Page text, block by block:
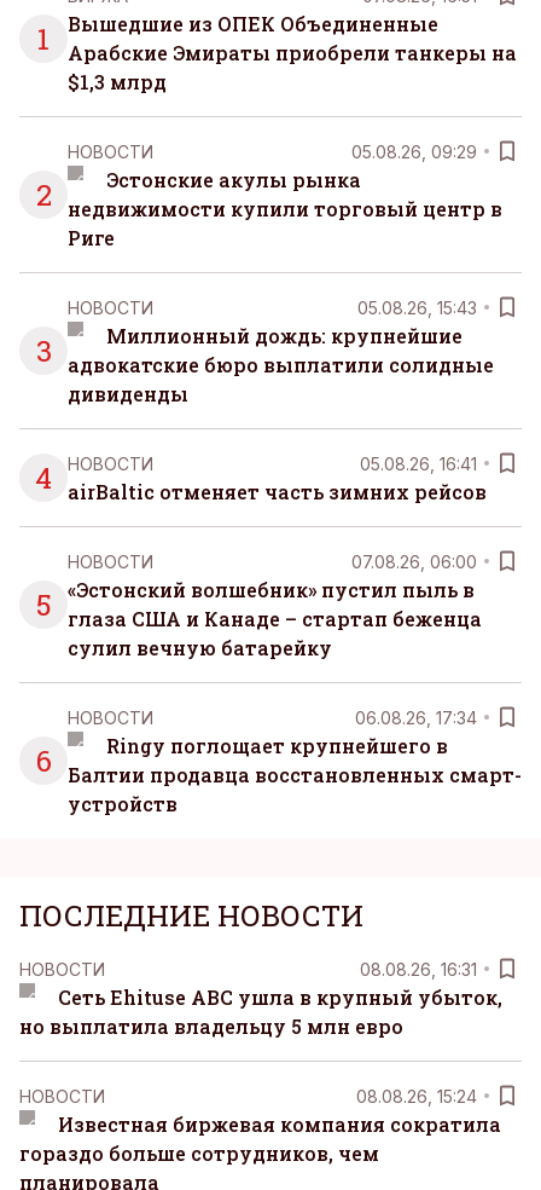
самостоятельно.
1
Вышедшие из ОПЕК Объединенные
Арабские Эмираты приобрели танкеры на
$1,3 млрд
2
НОВОСТИ 05.08.26, 09:29
Эстонские акулы рынка
недвижимости купили торговый центр в
Риге
3
НОВОСТИ 05.08.26, 15:43
Миллионный дождь: крупнейшие
адвокатские бюро выплатили солидные
дивиденды
4 НОВОСТИ 05.08.26, 16:41
airBaltic отменяет часть зимних рейсов
5
НОВОСТИ 07.08.26, 06:00
«Эстонский волшебник» пустил пыль в
глаза США и Канаде – стартап беженца
сулил вечную батарейку
6
НОВОСТИ 06.08.26, 17:34
Ringy поглощает крупнейшего в
Балтии продавца восстановленных смарт-
устройств
ПОСЛЕДНИЕ НОВОСТИ
НОВОСТИ 08.08.26, 16:31
Сеть Ehituse ABC ушла в крупный убыток,
но выплатила владельцу 5 млн евро
НОВОСТИ 08.08.26, 15:24
Известная биржевая компания сократила
гораздо больше сотрудников, чем
планировала